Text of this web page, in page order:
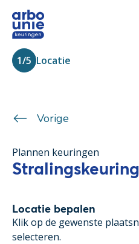
Locatie
Vorige
Plannen keuringen
Stralingskeuring
Locatie bepalen
Klik op de gewenste
selecteren.